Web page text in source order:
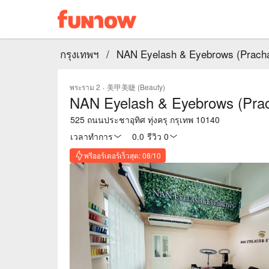
กรุงเทพฯ / NAN Eyelash & Eyebrows
พระราม 2 · 美甲美睫 (Beauty)
NAN Eyelash & Eyebrows
525 ถนนประชาอุทิศ ทุ่งครุ กรุเทพ 10140
เวลาทำการ
0.0 รีวิว 0
พรีออร์เดอร์เร็วสุด: 08/10